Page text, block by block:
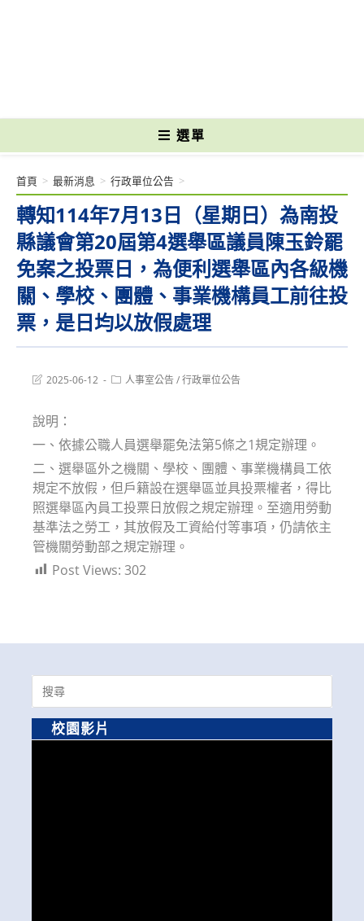
選單
轉知114年7月13日（星期日）為南投
縣議會第20屆第4選舉區議員陳玉鈴罷
免案之投票日，為便利選舉區內各級機
關、學校、團體、事業機構員工前往投
票，是日均以放假處理
首頁 > 最新消息 > 行政單位公告 >
Post2025-06-12
Post人事室公告/行政單位公告
說明：
一、依據公職人員選舉罷免法第5條之1規定辦理。
二、選舉區外之機關、學校、團體、事業機構員工依
規定不放假，但戶籍設在選舉區並具投票權者，得比
照選舉區內員工投票日放假之規定辦理。至適用勞動
基準法之勞工，其放假及工資給付等事項，仍請依主
管機關勞動部之規定辦理。
Post Views: 302
Search
for:
校園影片